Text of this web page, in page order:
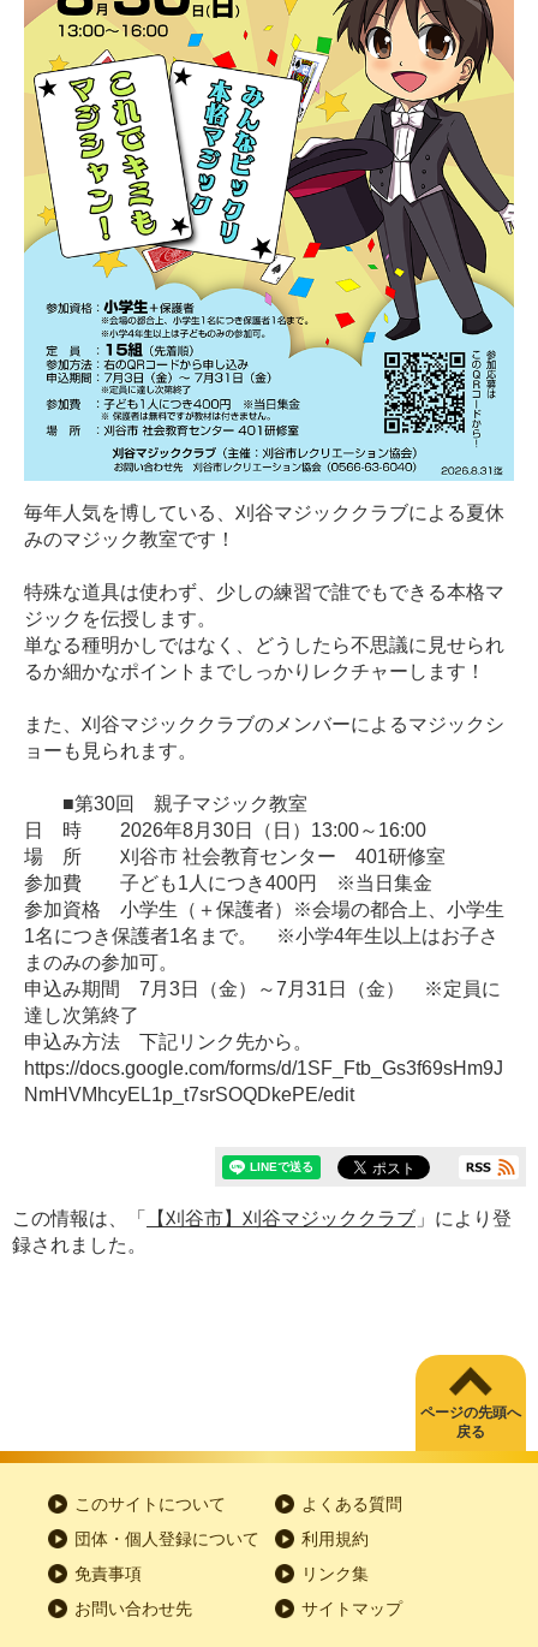
毎年人気を博している、刈谷マジッククラブによる夏休
みのマジック教室です！
特殊な道具は使わず、少しの練習で誰でもできる本格マ
ジックを伝授します。
単なる種明かしではなく、どうしたら不思議に見せられ
るか細かなポイントまでしっかりレクチャーします！
また、刈谷マジッククラブのメンバーによるマジックシ
ョーも見られます。
■第30回 親子マジック教室
日 時 2026年8月30日（日）13:00～16:00
場 所 刈谷市 社会教育センター 401研修室
参加費 子ども1人につき400円 ※当日集金
参加資格 小学生（＋保護者）※会場の都合上、小学生
1名につき保護者1名まで。 ※小学4年生以上はお子さ
まのみの参加可。
申込み期間 7月3日（金）～7月31日（金） ※定員に
達し次第終了
申込み方法 下記リンク先から。
https://docs.google.com/forms/d/1SF_Ftb_Gs3f69sHm9J
NmHVMhcyEL1p_t7srSOQDkePE/edit
この情報は、「 【刈谷市】刈谷マジッククラブ 」により登
録されました。
ページの先頭へ
戻る
このサイトについて
よくある質問
団体・個人登録について
利用規約
免責事項
リンク集
お問い合わせ先
サイトマップ